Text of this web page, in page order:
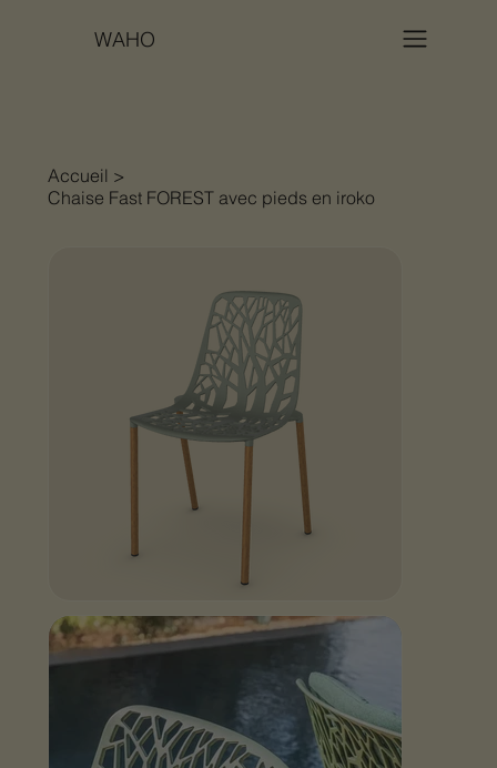
WAHO
Accueil >
Chaise Fast FOREST avec pieds en iroko